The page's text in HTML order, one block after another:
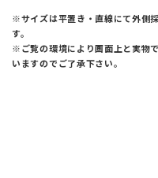
※サイズは平置き・直線にて外側
す。
※ご覧の環境により画面上と実物
いますのでご了承下さい。